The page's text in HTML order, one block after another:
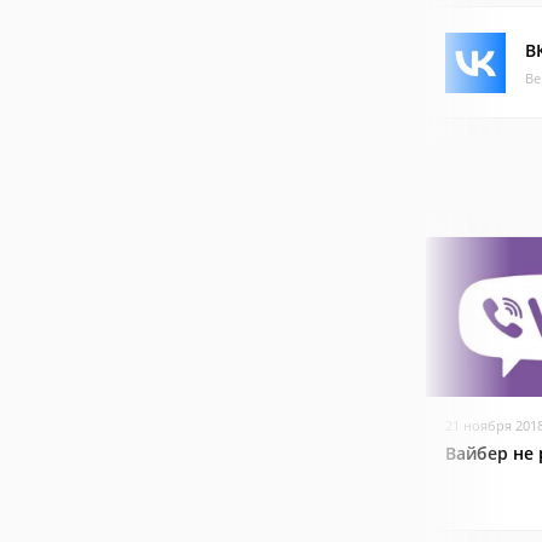
21 ноября
Вайбер не